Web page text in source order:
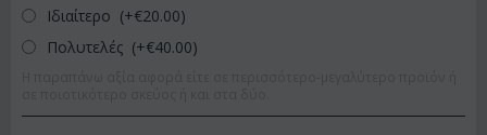
Ιδιαίτερο (+€20.00)
Πολυτελές (+€40.00)